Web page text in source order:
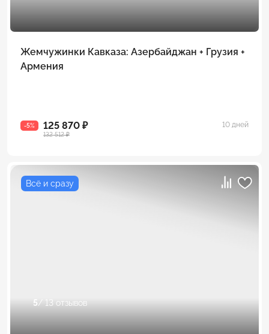
Жемчужинки Кавказа: Азербайджан + Грузия +
Армения
-5% 125 870 ₽
132 512 ₽
10 дней
Всё и сразу
5/ 13 отзывов